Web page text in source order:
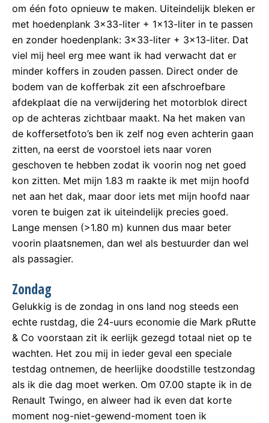
om één foto opnieuw te maken. Uiteindelijk bleken er
met hoedenplank 3×33-liter + 1×13-liter in te passen
en zonder hoedenplank: 3×33-liter + 3×13-liter. Dat
viel mij heel erg mee want ik had verwacht dat er
minder koffers in zouden passen. Direct onder de
bodem van de kofferbak zit een afschroefbare
afdekplaat die na verwijdering het motorblok direct
op de achteras zichtbaar maakt. Na het maken van
de koffersetfoto’s ben ik zelf nog even achterin gaan
zitten, na eerst de voorstoel iets naar voren
geschoven te hebben zodat ik voorin nog net goed
kon zitten. Met mijn 1.83 m raakte ik met mijn hoofd
net aan het dak, maar door iets met mijn hoofd naar
voren te buigen zat ik uiteindelijk precies goed.
Lange mensen (>1.80 m) kunnen dus maar beter
voorin plaatsnemen, dan wel als bestuurder dan wel
als passagier.
Zondag
Gelukkig is de zondag in ons land nog steeds een
echte rustdag, die 24-uurs economie die Mark pRutte
& Co voorstaan zit ik eerlijk gezegd totaal niet op te
wachten. Het zou mij in ieder geval een speciale
testdag ontnemen, de heerlijke doodstille testzondag
als ik die dag moet werken. Om 07.00 stapte ik in de
Renault Twingo, en alweer had ik even dat korte
moment nog-niet-gewend-moment toen ik